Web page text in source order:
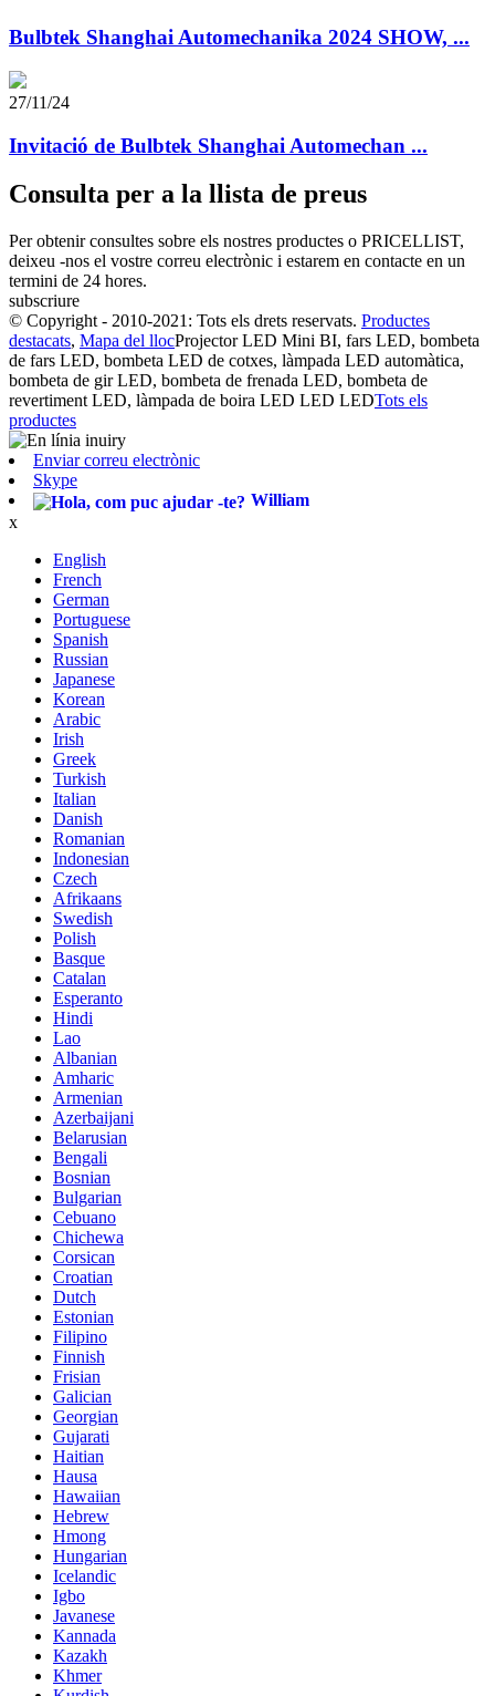
Bulbtek Shanghai Automechanika 2024 SHOW, ...
27/11/24
Invitació de Bulbtek Shanghai Automechan ...
Consulta per a la llista de preus
Per obtenir consultes sobre els nostres productes o PRICELLIST,
deixeu -nos el vostre correu electrònic i estarem en contacte en un
termini de 24 hores.
subscriure
© Copyright - 2010-2021: Tots els drets reservats. Productes
destacats, Mapa del llocProjector LED Mini BI, fars LED, bombeta
de fars LED, bombeta LED de cotxes, làmpada LED automàtica,
bombeta de gir LED, bombeta de frenada LED, bombeta de
revertiment LED, làmpada de boira LED LED LEDTots els
productes
Enviar correu electrònic
Skype
William
x
English
French
German
Portuguese
Spanish
Russian
Japanese
Korean
Arabic
Irish
Greek
Turkish
Italian
Danish
Romanian
Indonesian
Czech
Afrikaans
Swedish
Polish
Basque
Catalan
Esperanto
Hindi
Lao
Albanian
Amharic
Armenian
Azerbaijani
Belarusian
Bengali
Bosnian
Bulgarian
Cebuano
Chichewa
Corsican
Croatian
Dutch
Estonian
Filipino
Finnish
Frisian
Galician
Georgian
Gujarati
Haitian
Hausa
Hawaiian
Hebrew
Hmong
Hungarian
Icelandic
Igbo
Javanese
Kannada
Kazakh
Khmer